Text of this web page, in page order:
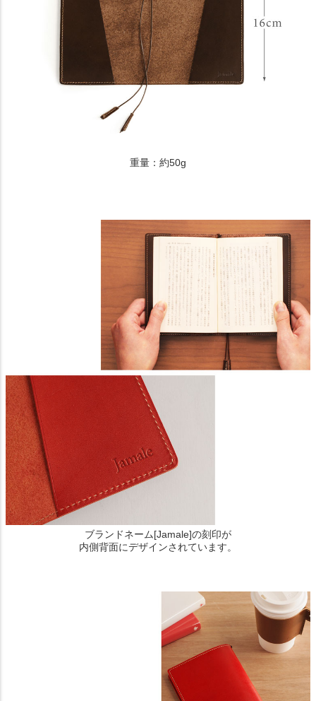
重量：約50g
ブランドネーム[Jamale]の刻印が
内側背面にデザインされています。